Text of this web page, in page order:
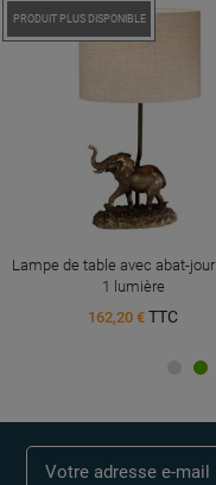
PROMO !
PRODUIT PLUS DISPONIBLE
Lampe de table avec abat-
1 lumière
162,20 € TTC